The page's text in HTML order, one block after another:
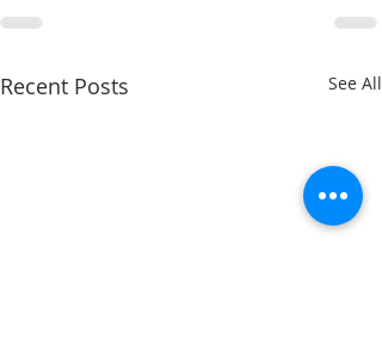
Recent Posts See All